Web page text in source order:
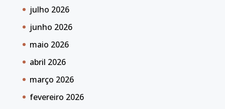
julho 2026
junho 2026
maio 2026
abril 2026
março 2026
fevereiro 2026